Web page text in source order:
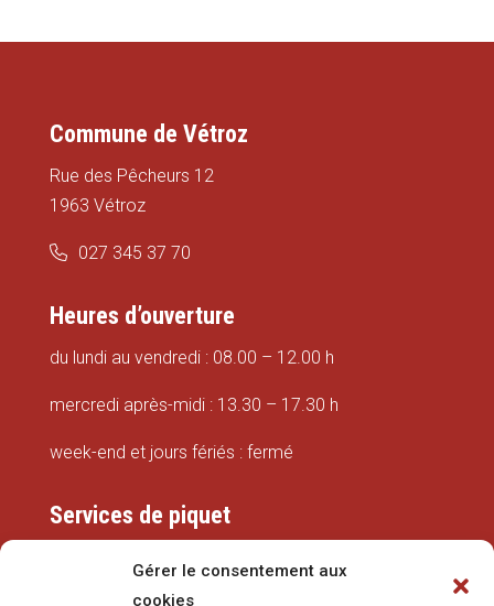
Gérer le consentement aux
cookies
Commune de Vétroz
Rue des Pêcheurs 12
1963 Vétroz
027 345 37 70
Heures d’ouverture
du lundi au vendredi : 08.00 – 12.00 h
mercredi après-midi : 13.30 – 17.30 h
week-end et jours fériés : fermé
Services de piquet